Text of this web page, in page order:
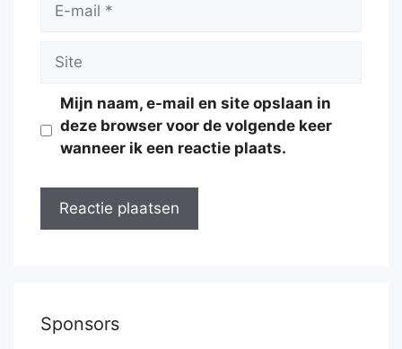
Site
Mijn naam, e-mail en site opslaan in
deze browser voor de volgende keer
wanneer ik een reactie plaats.
Sponsors